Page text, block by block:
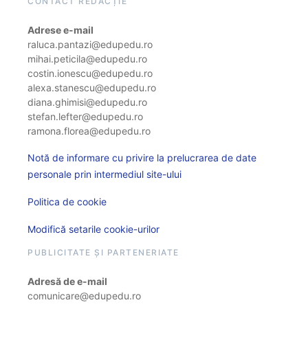
Adrese e-mail
raluca.pantazi@edupedu.ro
mihai.peticila@edupedu.ro
costin.ionescu@edupedu.ro
alexa.stanescu@edupedu.ro
diana.ghimisi@edupedu.ro
stefan.lefter@edupedu.ro
ramona.florea@edupedu.ro
Notă de informare cu privire la prelucrarea de date
personale prin intermediul site-ului
Politica de cookie
Modifică setarile cookie-urilor
PUBLICITATE ȘI PARTENERIATE
Adresă de e-mail
comunicare@edupedu.ro